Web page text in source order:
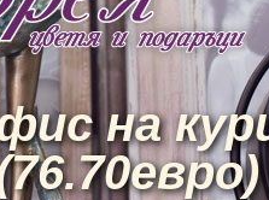
на